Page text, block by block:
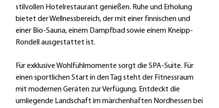
S
_
A
_
2
3
8
_
stilvollen Hotelrestaurant genießen. Ruhe und Erholung
bietet der Wellnessbereich, der mit einer finnischen und
einer Bio-Sauna, einem Dampfbad sowie einem Kneipp-
Rondell ausgestattet ist.
Für exklusive Wohlfühlmomente sorgt die SPA-Suite. Für
einen sportlichen Start in den Tag steht der Fitnessraum
mit modernen Geräten zur Verfügung. Entdeckt die
umliegende Landschaft im märchenhaften Nordhessen bei